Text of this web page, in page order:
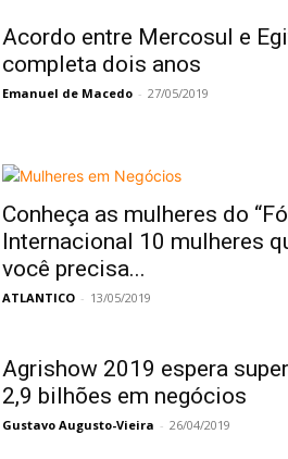
Acordo entre Mercosul e
completa dois anos
Emanuel de Macedo - 27/05/2019
Conheça as mulheres do
Internacional 10 mulheres
você precisa...
ATLANTICO - 13/05/2019
Agrishow 2019 espera
2,9 bilhões em negócios
Gustavo Augusto-Vieira - 26/04/2019